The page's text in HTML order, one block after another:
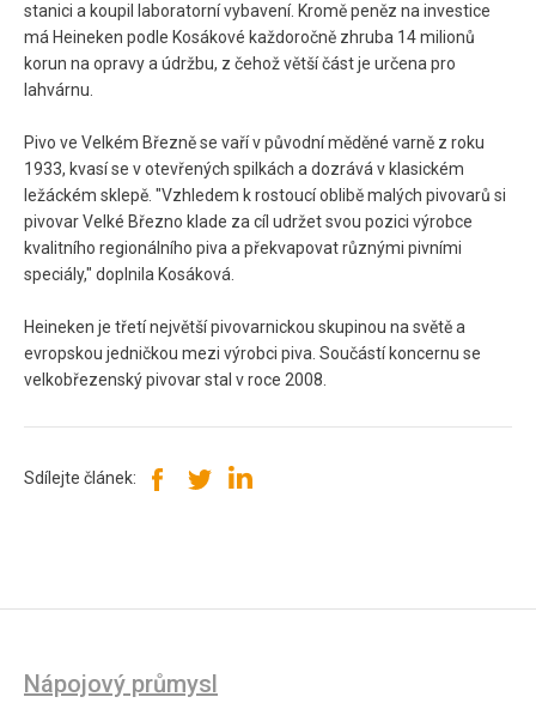
stanici a koupil laboratorní vybavení. Kromě peněz na investice
má Heineken podle Kosákové každoročně zhruba 14 milionů
korun na opravy a údržbu, z čehož větší část je určena pro
lahvárnu.
Pivo ve Velkém Březně se vaří v původní měděné varně z roku
1933, kvasí se v otevřených spilkách a dozrává v klasickém
ležáckém sklepě. "Vzhledem k rostoucí oblibě malých pivovarů si
pivovar Velké Březno klade za cíl udržet svou pozici výrobce
kvalitního regionálního piva a překvapovat různými pivními
speciály," doplnila Kosáková.
Heineken je třetí největší pivovarnickou skupinou na světě a
evropskou jedničkou mezi výrobci piva. Součástí koncernu se
velkobřezenský pivovar stal v roce 2008.
Sdílejte článek:
Nápojový průmysl